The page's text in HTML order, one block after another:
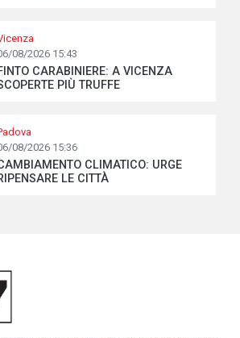
08/2026 15:43
CARABINIERE: A VICENZA
PIÙ TRUFFE
08/2026 15:36
CLIMATICO: URGE
LE CITTÀ